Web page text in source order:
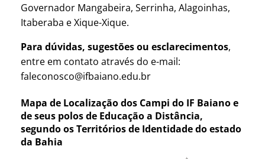
Governador Mangabeira, Serrinha, Alagoinhas,
Itaberaba e Xique-Xique.
Para dúvidas, sugestões ou esclarecimentos,
entre em contato através do e-mail:
faleconosco@ifbaiano.edu.br
Mapa de Localização dos Campi do IF Baiano e
de seus polos de Educação a Distância,
segundo os Territórios de Identidade do estado
da Bahia